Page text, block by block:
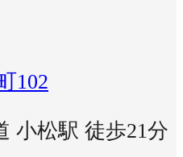
102
小松駅 徒歩21分